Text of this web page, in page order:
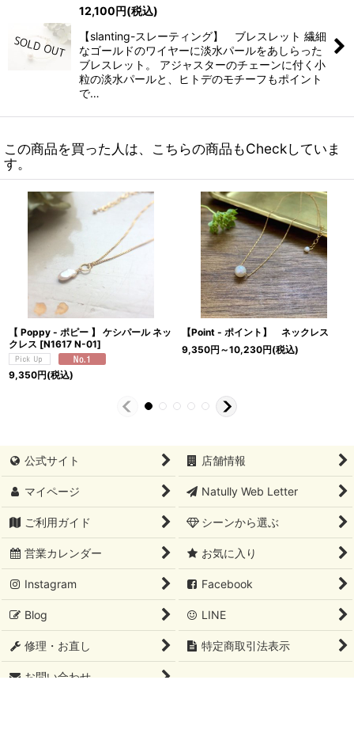
12,100円(税込)
【slanting-スレーティング】 ブレスレット 繊細
なゴールドのワイヤーに淡水パールをあしらった
ブレスレット。 アジャスターのチェーンに付く小
粒の淡水パールと、ヒトデのモチーフもポイント
で…
この商品を買った人は、こちらの商品もCheckしていま
す。
【 Poppy - ポピー 】 ケシパール ネッ
クレス [N1617 N-01]
9,350円(税込)
【Point - ポイント】 ネックレス
9,350円 ～10,230円(税込)
公式サイト 店舗情報
マイページ Natully Web Letter
ご利用ガイド シーンから選ぶ
営業カレンダー お気に入り
Instagram Facebook
Blog LINE
修理・お直し 特定商取引法表示
お問い合わせ